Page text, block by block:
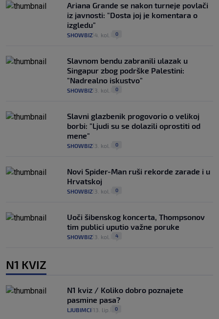
Ariana Grande se nakon turneje povlači
iz javnosti: "Dosta joj je komentara o
izgledu"
SHOWBIZ 4. kol. 0
Slavnom bendu zabranili ulazak u
Singapur zbog podrške Palestini:
"Nadrealno iskustvo"
SHOWBIZ 3. kol. 0
Slavni glazbenik progovorio o velikoj
borbi: "Ljudi su se dolazili oprostiti od
mene"
SHOWBIZ 3. kol. 0
Novi Spider-Man ruši rekorde zarade i u
Hrvatskoj
SHOWBIZ 3. kol. 0
Uoči šibenskog koncerta, Thompsonov
tim publici uputio važne poruke
SHOWBIZ 3. kol. 4
N1 KVIZ
N1 kviz / Koliko dobro poznajete
pasmine pasa?
LJUBIMCI 13. lip. 0